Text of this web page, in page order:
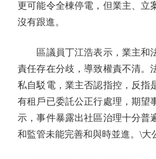
更可能令全棟停電，但業主、立
沒有跟進。
區議員丁江浩表示，業主和
責任存在分歧，導致權責不清。
私自駁電，業主否認指控，反指
有租戶已委託公正行處理，期望
示，事件暴露出社區治理十分普
和監管未能完善和與時並進。\大